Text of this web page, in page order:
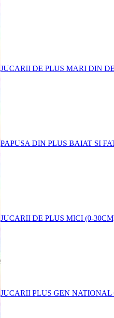
JUCARII DE PLUS MARI DIN
PAPUSA DIN PLUS BAIAT SI
JUCARII DE PLUS MICI (0-
JUCARII PLUS GEN NATIONAL